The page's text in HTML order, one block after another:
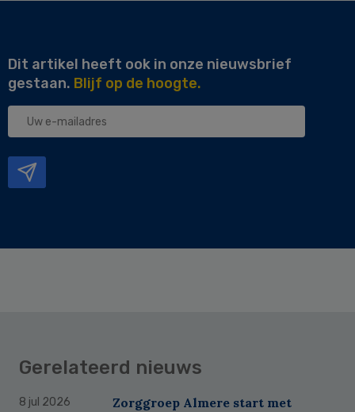
Dit artikel heeft ook in onze nieuwsbrief
gestaan. Blijf op de hoogte.
Uw
Gerelateerd nieuws
8 jul 2026
Zorggroep Almere start met